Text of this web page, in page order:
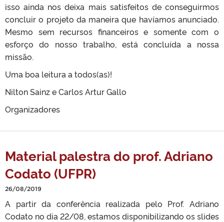
isso ainda nos deixa mais satisfeitos de conseguirmos
concluir o projeto da maneira que havíamos anunciado.
Mesmo sem recursos financeiros e somente com o
esforço do nosso trabalho, está concluída a nossa
missão.
Uma boa leitura a todos(as)!
Nilton Sainz e Carlos Artur Gallo
Organizadores
Material palestra do prof. Adriano
Codato (UFPR)
26/08/2019
A partir da conferência realizada pelo Prof. Adriano
Codato no dia 22/08, estamos disponibilizando os slides